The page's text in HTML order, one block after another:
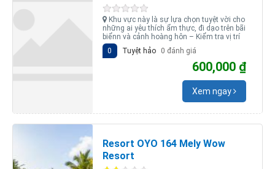
Khu vực này là sự lựa chọn tuyệt vời cho
những ai yêu thích ẩm thực, đi dạo trên bãi
biểnn và cảnh hoàng hôn – Kiểm tra vị trí
Tuyệt hảo
0 đánh giá
0
600,000 ₫
Xem ngay
Resort OYO 164 Mely Wow
Resort